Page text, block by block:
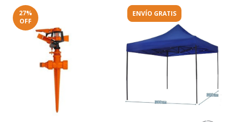
27%
OFF
ENVÍO GRATIS